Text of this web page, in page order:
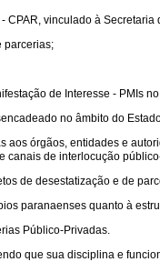
CPAR, vinculado à
parcerias;
de Interesse - PMIs
no âmbito do
órgãos, entidades e
de interlocução
de desestatização e de
paranaenses quanto à
Público-Privadas.
que sua disciplina e